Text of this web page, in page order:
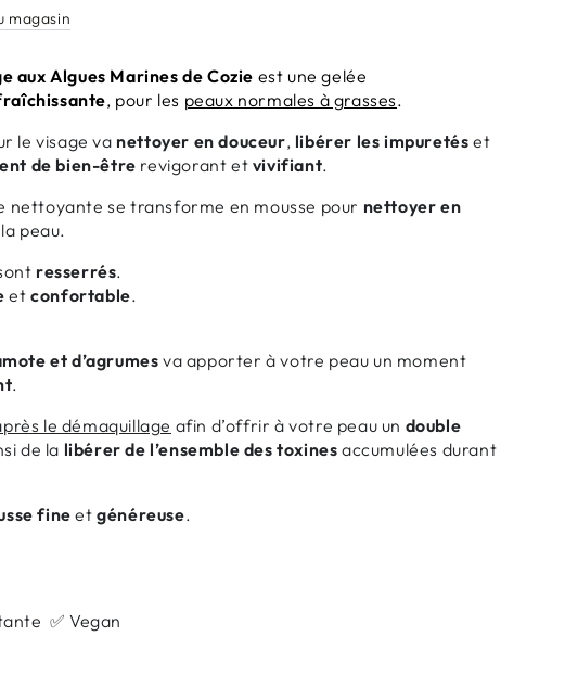
magasin
aux Algues Marines de Cozie est une gelée
, pour les peaux normales à grasses.
le visage va nettoyer en douceur, libérer les impuretés et
de bien-être revigorant et vivifiant.
nettoyante se transforme en mousse pour nettoyer en
peau.
resserrés.
etconfortable.
et d’agrumes va apporter à votre peau un moment
.
le démaquillage afin d’offrir à votre peau un double
de la libérer de l’ensemble des toxinesaccumulées durant
fineetgénéreuse.
✅ Vegan